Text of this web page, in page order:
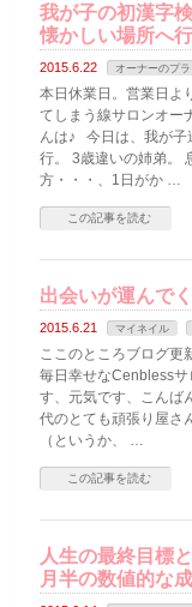
我が子の初漢字
懐かしい場所へ
2015.6.22 オーナーのプラ
本日休業日。営業日よ
てしまう線サロンオー
んは♪ 今日は、我が子
行。 3歳違いの姉弟。
方・・・、1日がか …
この記事を読む
出会いが運んで
2015.6.21 マイネイル
ここのところブログ更
毎日幸せなCenbless
す、元気です、こんば
代のとても頑張り屋さ
（というか、 …
この記事を読む
人生の最終目標
月半の数値的な